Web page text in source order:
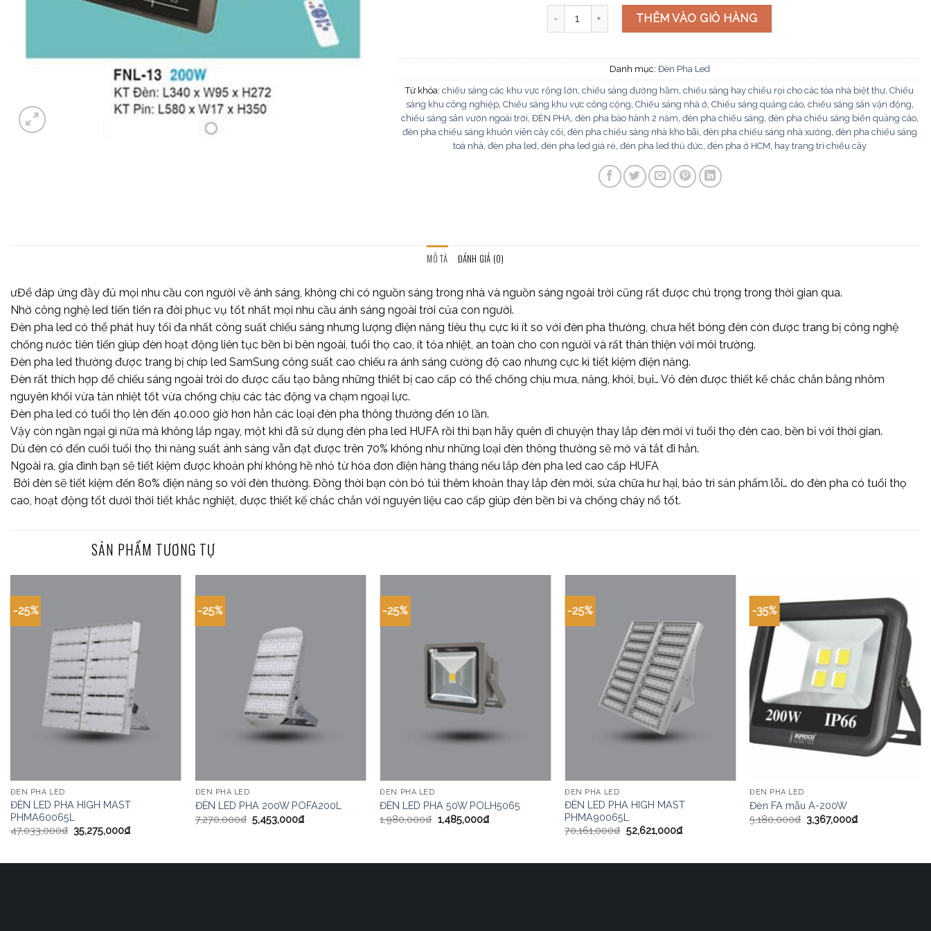
Đèn Pha NLMT FNL-13 200W số lượng
THÊM VÀO GIỎ HÀNG
Danh mục: Đèn Pha Led
Từ khóa: chiếu sáng các khu vực rộng lớn chiếu sáng đường hầm chiếu sáng hay chiếu rọi cho các tòa nhà biệt thự Chiếu
sáng khu công nghiệp, Chiếu sáng khu vực công cộng Chiếu sáng nhà ở Chiếu sáng quảng cáo, chiếu sáng sân vận động
chiếu sáng sân vườn ngoài trời ĐÈN PHA đèn pha bảo hành 2 năm đèn pha chiếu sáng đèn pha chiếu sáng biển quảng cáo,
đèn pha chiếu sáng khuôn viên cây cối đèn pha chiếu sáng nhà kho bãi đèn pha chiếu sáng nhà xưởng đèn pha chiếu sáng
toà nhà đèn pha led đèn pha led giá rẻ đèn pha led thủ đức đèn pha ở HCM hay trang trí chiếu cây
MÔ TẢ ĐÁNH GIÁ (0)
ưĐể đáp ứng đầy đủ mọi nhu cầu con người về ánh sáng, không chỉ có nguồn sáng trong nhà và nguồn sáng ngoài trời cũng rất được chú trọng trong thời gian qua.
Nhờ công nghệ led tiến tiến ra đời phục vụ tốt nhất mọi nhu cầu ánh sáng ngoài trời của con người.
Đèn pha led có thể phát huy tối đa nhất công suất chiếu sáng nhưng lượng điện năng tiêu thụ cực kì ít so với đèn pha thường, chưa hết bóng đèn còn được trang bị công nghệ
chống nước tiên tiến giúp đèn hoạt động liên tục bền bỉ bên ngoài, tuổi thọ cao, ít tỏa nhiệt, an toàn cho con người và rất thân thiện với môi trường.
Đèn pha led thường được trang bị chíp led SamSung công suất cao chiếu ra ánh sáng cường độ cao nhưng cực kì tiết kiệm điện năng.
Đèn rất thích hợp để chiếu sáng ngoài trời do được cấu tạo bằng những thiết bị cao cấp có thể chống chịu mưa, năng, khói, bụi… Vỏ đèn được thiết kế chắc chắn bằng nhôm
nguyên khối vừa tản nhiệt tốt vừa chống chịu các tác động va chạm ngoại lực.
Đèn pha led có tuổi thọ lên đến 40.000 giờ hơn hẳn các loại đèn pha thông thường đến 10 lần.
Vậy còn ngần ngại gì nữa mà không lắp ngay, một khi đã sử dụng đèn pha led HUFA rồi thì bạn hãy quên đi chuyện thay lắp đèn mới vì tuổi thọ đèn cao, bền bỉ với thời gian.
Dù đèn có đến cuối tuổi thọ thì năng suất ánh sáng vẫn đạt được trên 70% không như những loại đèn thông thường sẽ mờ và tắt đi hẳn.
Ngoài ra, gia đình bạn sẽ tiết kiệm được khoản phí không hề nhỏ từ hóa đơn điện hàng tháng nếu lắp đèn pha led cao cấp HUFA
Bởi đèn sẽ tiết kiệm đến 80% điện năng so với đèn thường. Đồng thời bạn còn bỏ túi thêm khoản thay lắp đèn mới, sửa chữa hư hại, bảo trì sản phẩm lỗi… do đèn pha có tuổi thọ
cao, hoạt động tốt dưới thời tiết khắc nghiệt, được thiết kế chắc chắn với nguyên liệu cao cấp giúp đèn bền bỉ và chống cháy nổ tốt.
SẢN PHẨM TƯƠNG TỰ
-25%
ĐÈN PHA LED
ĐÈN LED PHA HIGH MAST
PHMA60065L
47,033,000₫ 35,275,000₫
-25%
ĐÈN PHA LED
ĐÈN LED PHA 200W POFA200L
7,270,000₫ 5,453,000₫
-25%
ĐÈN PHA LED
ĐÈN LED PHA 50W POLH5065
1,980,000₫ 1,485,000₫
-25%
ĐÈN PHA LED
ĐÈN LED PHA HIGH MAST
PHMA90065L
70,161,000₫ 52,621,000₫
-35%
ĐÈN PHA LED
Đèn FA mẫu A-200W
5,180,000₫ 3,367,000₫